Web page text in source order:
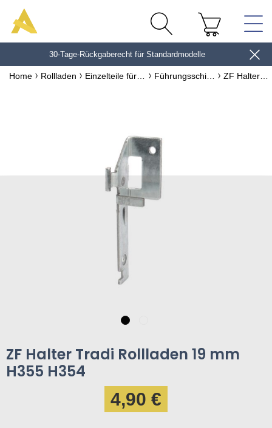
30-Tage-Rückgaberecht für Standardmodelle
Home Rollladen
ZF Halter Tradi Rollladen 19 mm
H355 H354
4,90 €